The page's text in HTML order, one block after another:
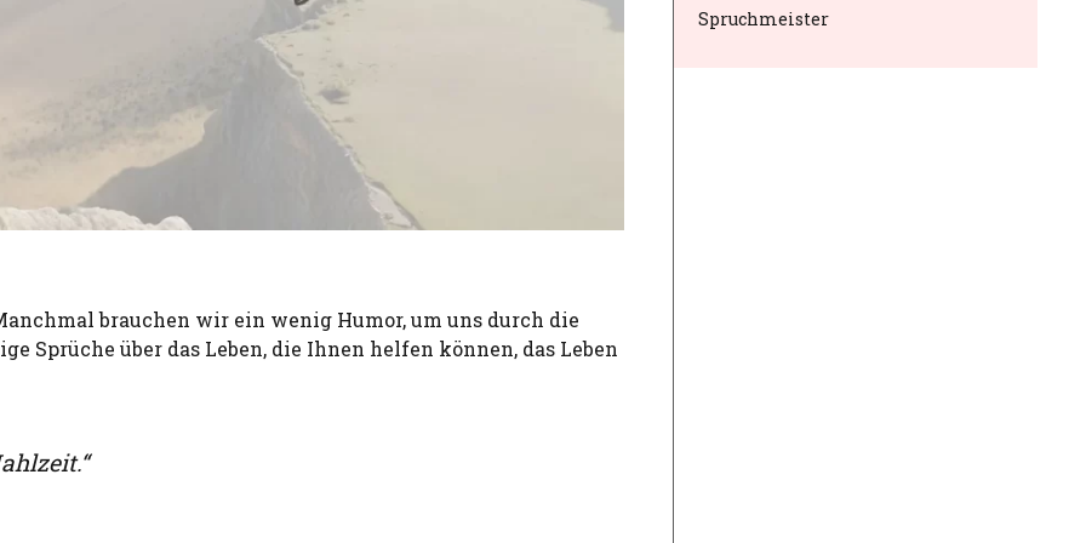
brauchen wir ein wenig Humor, um uns durch die
Sprüche über das Leben, die Ihnen helfen können, das Leben
Spruchmeister